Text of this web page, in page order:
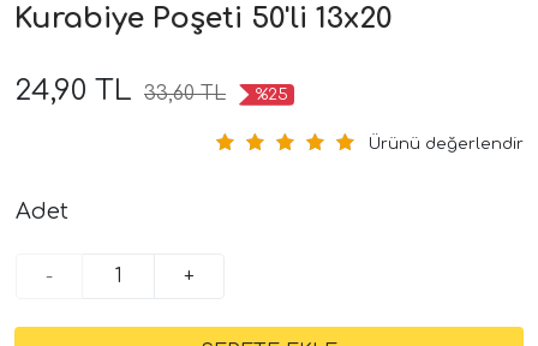
Kurabiye Poşeti 50'li 13x20
24,90 TL 33,60 TL %25
Ürünü değerlendir
Adet
- +